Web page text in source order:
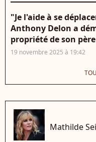
"Je l'aide à se
Anthony Delon a
propriété de son
19 novembre 2025 à 19:42
Mathilde